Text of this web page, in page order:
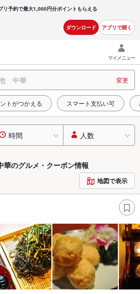
リ予約で最大1,000円分ポイントもらえる
ダウンロード アプリで開く
マイメニュー
他 中華 変更
トがつかえる スマート支払い可
時間 人数
華のグルメ・クーポン情報
地図で表示